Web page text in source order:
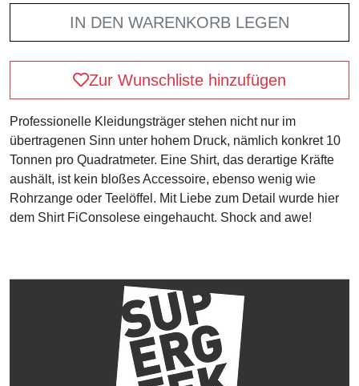
IN DEN WARENKORB LEGEN
Zur Wunschliste hinzufügen
Professionelle Kleidungsträger stehen nicht nur im
übertragenen Sinn unter hohem Druck, nämlich konkret 10
Tonnen pro Quadratmeter. Eine Shirt, das derartige Kräfte
aushält, ist kein bloßes Accessoire, ebenso wenig wie
Rohrzange oder Teelöffel. Mit Liebe zum Detail wurde hier
dem Shirt FiConsolese eingehaucht. Shock and awe!